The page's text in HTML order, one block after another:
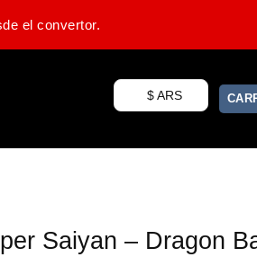
el convertor.
$ ARS
Saiyan – Dragon